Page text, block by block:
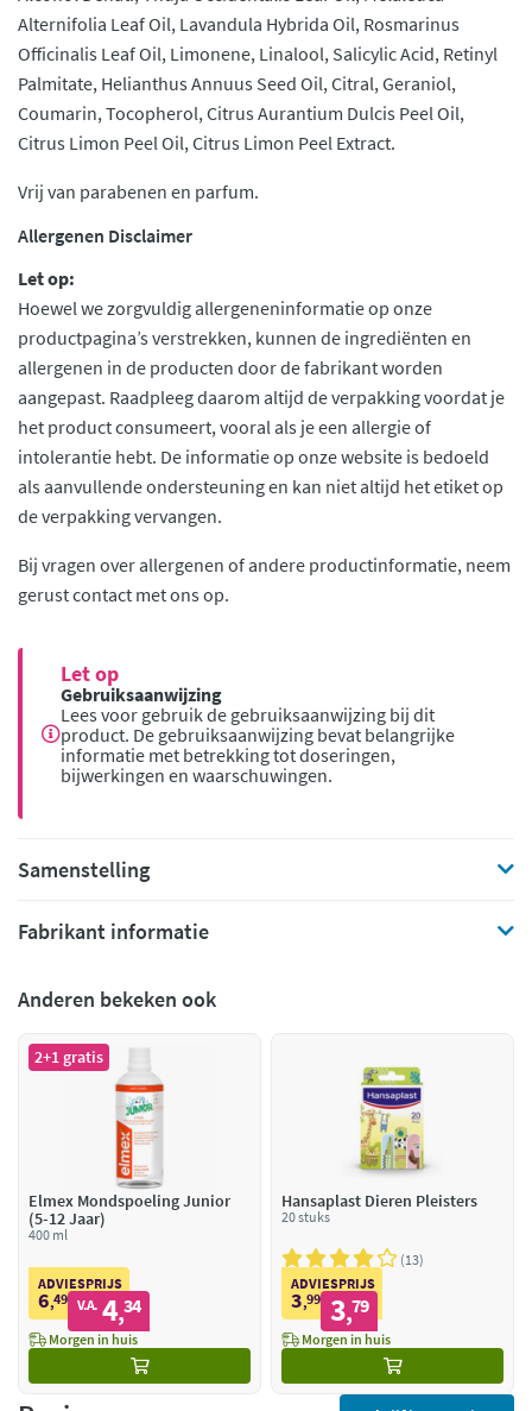
Alternifolia Leaf Oil, Lavandula Hybrida Oil, Rosmarinus
Officinalis Leaf Oil, Limonene, Linalool, Salicylic Acid, Retinyl
Palmitate, Helianthus Annuus Seed Oil, Citral, Geraniol,
Coumarin, Tocopherol, Citrus Aurantium Dulcis Peel Oil,
Citrus Limon Peel Oil, Citrus Limon Peel Extract.
Vrij van parabenen en parfum.
Allergenen Disclaimer
Let op:
Hoewel we zorgvuldig allergeneninformatie op onze
productpagina’s verstrekken, kunnen de ingrediënten en
allergenen in de producten door de fabrikant worden
aangepast. Raadpleeg daarom altijd de verpakking voordat je
het product consumeert, vooral als je een allergie of
intolerantie hebt. De informatie op onze website is bedoeld
als aanvullende ondersteuning en kan niet altijd het etiket op
de verpakking vervangen.
Bij vragen over allergenen of andere productinformatie, neem
gerust contact met ons op.
Let op
Gebruiksaanwijzing
Lees voor gebruik de gebruiksaanwijzing bij dit
product. De gebruiksaanwijzing bevat belangrijke
informatie met betrekking tot doseringen,
bijwerkingen en waarschuwingen.
Samenstelling
Fabrikant informatie
Anderen bekeken ook
2+1 gratis
Elmex Mondspoeling Junior
(5-12 Jaar)
400 ml
ADVIESPRIJS
6,49 V.A. 4,34
Morgen in huis
Hansaplast Dieren Pleisters
20 stuks
13
ADVIESPRIJS
3,99 3,79
Morgen in huis